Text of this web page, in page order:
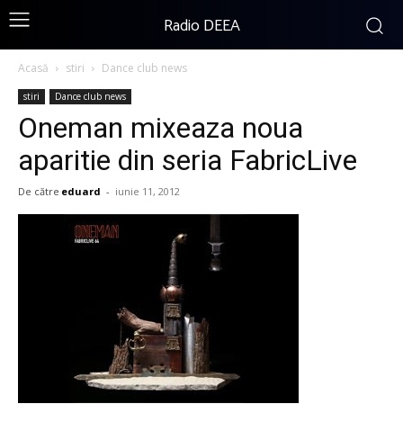
Radio DEEA
Acasă stiri Dance club news
stiri Dance club news
Oneman mixeaza noua
aparitie din seria FabricLive
De către eduard - iunie 11, 2012